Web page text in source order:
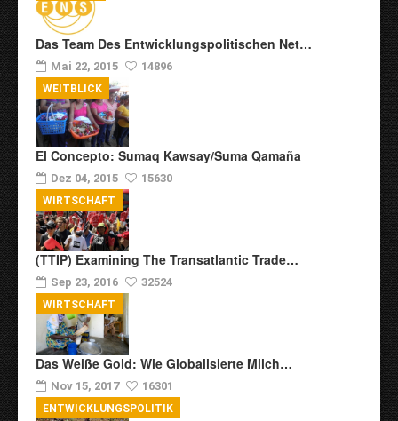
Das Team Des Entwicklungspolitischen Net…
Mai 22, 2015 14896
El Concepto: Sumaq Kawsay/Suma Qamaña
Dez 04, 2015 15630
WEITBLICK
(TTIP) Examining The Transatlantic Trade…
Sep 23, 2016 32524
WIRTSCHAFT
Das Weiße Gold: Wie Globalisierte Milch…
Nov 15, 2017 16301
WIRTSCHAFT
ENTWICKLUNGSPOLITIK